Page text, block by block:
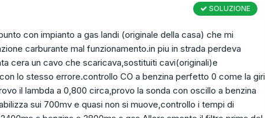
SOLUZIONE
con impianto a gas landi (originale della casa) che mi
carburante mal funzionamento.in piu in strada perdeva
cera un cavo che scaricava,sostituiti cavi(originali)e
lo stesso errore.controllo CO a benzina perfetto 0 come la giri
il lambda a 0,800 circa,provo la sonda con oscillo a benzina
sui 700mv e quasi non si muove,controllo i tempi di